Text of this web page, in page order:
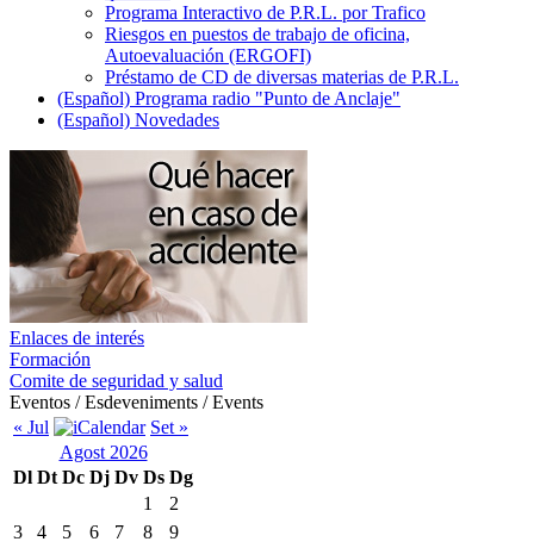
Programa Interactivo de P.R.L. por Trafico
Riesgos en puestos de trabajo de oficina,
Autoevaluación (ERGOFI)
Préstamo de CD de diversas materias de P.R.L.
(Español) Programa radio "Punto de Anclaje"
(Español) Novedades
Enlaces de interés
Formación
Comite de seguridad y salud
Eventos / Esdeveniments / Events
« Jul
Set »
Agost 2026
Dl Dt Dc Dj Dv Ds Dg
1
2
3
4 5 6 7 8
9